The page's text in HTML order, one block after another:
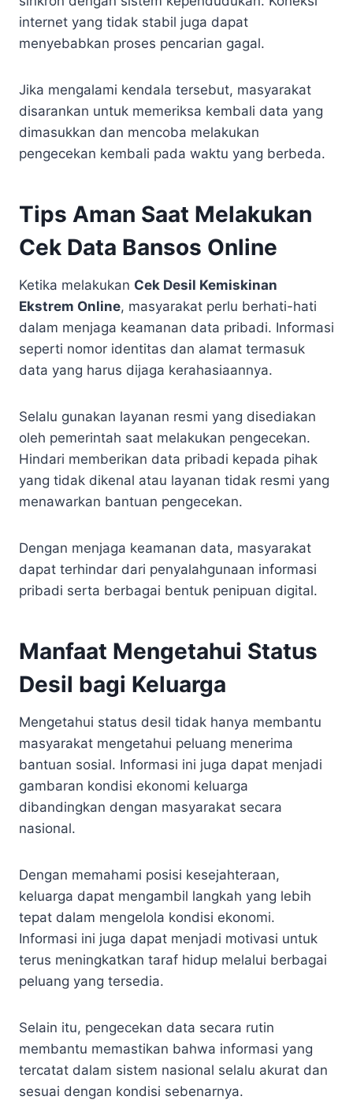
internet yang tidak stabil juga dapat
menyebabkan proses pencarian gagal.
Jika mengalami kendala tersebut, masyarakat
disarankan untuk memeriksa kembali data yang
dimasukkan dan mencoba melakukan
pengecekan kembali pada waktu yang berbeda.
Tips Aman Saat Melakukan
Cek Data Bansos Online
Ketika melakukan Cek Desil Kemiskinan
Ekstrem Online, masyarakat perlu berhati-hati
dalam menjaga keamanan data pribadi. Informasi
seperti nomor identitas dan alamat termasuk
data yang harus dijaga kerahasiaannya.
Selalu gunakan layanan resmi yang disediakan
oleh pemerintah saat melakukan pengecekan.
Hindari memberikan data pribadi kepada pihak
yang tidak dikenal atau layanan tidak resmi yang
menawarkan bantuan pengecekan.
Dengan menjaga keamanan data, masyarakat
dapat terhindar dari penyalahgunaan informasi
pribadi serta berbagai bentuk penipuan digital.
Manfaat Mengetahui Status
Desil bagi Keluarga
Mengetahui status desil tidak hanya membantu
masyarakat mengetahui peluang menerima
bantuan sosial. Informasi ini juga dapat menjadi
gambaran kondisi ekonomi keluarga
dibandingkan dengan masyarakat secara
nasional.
Dengan memahami posisi kesejahteraan,
keluarga dapat mengambil langkah yang lebih
tepat dalam mengelola kondisi ekonomi.
Informasi ini juga dapat menjadi motivasi untuk
terus meningkatkan taraf hidup melalui berbagai
peluang yang tersedia.
Selain itu, pengecekan data secara rutin
membantu memastikan bahwa informasi yang
tercatat dalam sistem nasional selalu akurat dan
sesuai dengan kondisi sebenarnya.